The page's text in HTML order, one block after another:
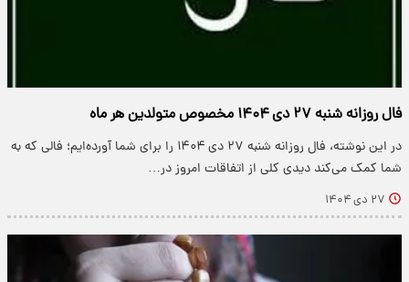
فال روزانه شنبه ۲۷ دی ۱۴۰۴ مخصوص متولدین هر ماه
در این نوشته، فال روزانه شنبه ۲۷ دی ۱۴۰۴ را برای شما آورده‌ایم؛ فالی که به
شما کمک می‌کند دیدی کلی از اتفاقات امروز در…
۲۷ دی ۱۴۰۴